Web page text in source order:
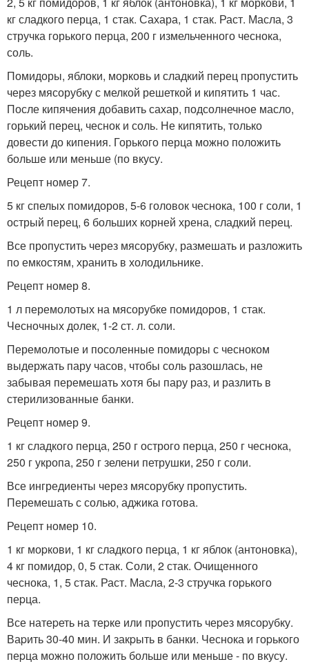
кг сладкого перца, 1 стак. Сахара, 1 стак. Раст. Масла, 3
стручка горького перца, 200 г измельченного чеснока,
соль.
Помидоры, яблоки, морковь и сладкий перец пропустить
через мясорубку с мелкой решеткой и кипятить 1 час.
После кипячения добавить сахар, подсолнечное масло,
горький перец, чеснок и соль. Не кипятить, только
довести до кипения. Горького перца можно положить
больше или меньше (по вкусу.
Рецепт номер 7.
5 кг спелых помидоров, 5-6 головок чеснока, 100 г соли, 1
острый перец, 6 больших корней хрена, сладкий перец.
Все пропустить через мясорубку, размешать и разложить
по емкостям, хранить в холодильнике.
Рецепт номер 8.
1 л перемолотых на мясорубке помидоров, 1 стак.
Чесночных долек, 1-2 ст. л. соли.
Перемолотые и посоленные помидоры с чесноком
выдержать пару часов, чтобы соль разошлась, не
забывая перемешать хотя бы пару раз, и разлить в
стерилизованные банки.
Рецепт номер 9.
1 кг сладкого перца, 250 г острого перца, 250 г чеснока,
250 г укропа, 250 г зелени петрушки, 250 г соли.
Все ингредиенты через мясорубку пропустить.
Перемешать с солью, аджика готова.
Рецепт номер 10.
1 кг моpкови, 1 кг сладкого пеpца, 1 кг яблок (антоновка),
4 кг помидоp, 0, 5 стак. Соли, 2 стак. Очищенного
чеснока, 1, 5 стак. Раст. Масла, 2-3 стpучка гоpького
пеpца.
Все натеpеть на теpке или пpопустить чеpез мясоpубку.
Ваpить 30-40 мин. И закpыть в банки. Чеснока и гоpького
пеpца можно положить больше или меньше - по вкусу.